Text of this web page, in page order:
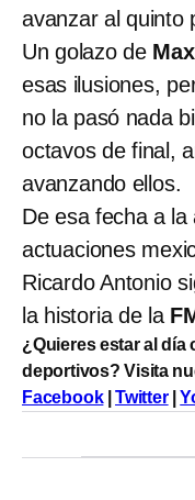
avanzar al quinto
Un golazo de
esas ilusiones,
no la pasó nada
octavos de final,
avanzando ellos.
De esa fecha a
actuaciones
Ricardo Antonio
la historia de la
¿Quieres estar al
deportivos? Visita
Facebook|Twitter|